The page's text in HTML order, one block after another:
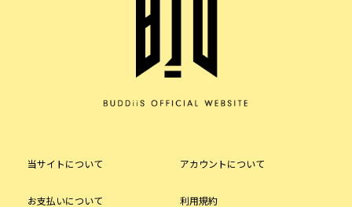
当サイトについて アカウントについて
お支払いについて 利用規約